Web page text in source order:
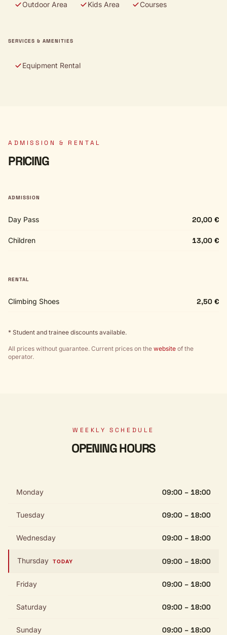
Outdoor Area Kids Area Courses
SERVICES & AMENITIES
Equipment Rental
ADMISSION & RENTAL
PRICING
ADMISSION
Day Pass 20,00 €
Children 13,00 €
RENTAL
Climbing Shoes 2,50 €
* Student and trainee discounts available.
All prices without guarantee. Current prices on the website of the
operator.
WEEKLY SCHEDULE
OPENING HOURS
Monday 09:00 – 18:00
Tuesday 09:00 – 18:00
Wednesday 09:00 – 18:00
Thursday TODAY 09:00 – 18:00
Friday 09:00 – 18:00
Saturday 09:00 – 18:00
Sunday 09:00 – 18:00